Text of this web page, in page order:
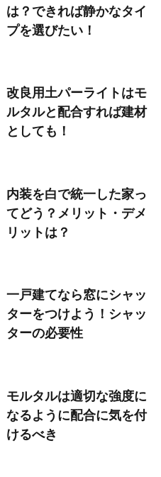
は？できれば静かなタイ
プを選びたい！
改良用土パーライトはモ
ルタルと配合すれば建材
としても！
内装を白で統一した家っ
てどう？メリット・デメ
リットは？
一戸建てなら窓にシャッ
ターをつけよう！シャッ
ターの必要性
モルタルは適切な強度に
なるように配合に気を付
けるべき